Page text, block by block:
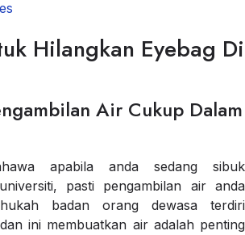
Hilangkan Eyebag Di
Air Cukup Dalam
apabila anda sedang sibuk
pasti pengambilan air anda
badan orang dewasa terdiri
ini membuatkan air adalah penting